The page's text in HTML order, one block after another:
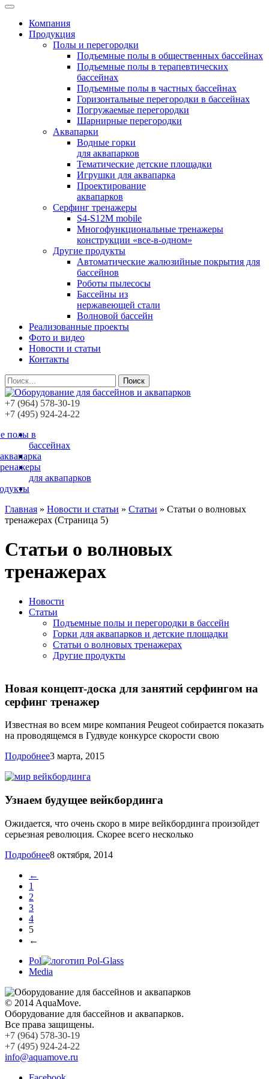
Компания
Продукция
Полы и перегородки
Подъемные полы в общественных бассейнах
Подъемные полы в терапевтических
бассейнах
Подъемные полы в частных бассейнах
Горизонтальные перегородки в бассейнах
Погружаемые перегородки
Шарнирные перегородки
Аквапарки
Водные горки
для аквапарков
Тематические детские площадки
Игрушки для аквапарка
Проектирование
аквапарков
Серфинг тренажеры
S4-S12M mobile
Многофункциональные тренажеры
конструкции «все-в-одном»
Другие продукты
Автоматические жалюзийные покрытия для
бассейнов
Роботы пылесосы
Бассейны из
нержавеющей стали
Волновой бассейн
Реализованные проекты
Фото и видео
Новости и статьи
Контакты
Поиск
+7 (964) 578-30-19
+7 (495) 924-24-22
полы в
бассейнах
для аквапарков
Главная » Новости и статьи » Статьи » Статьи о волновых
тренажерах (Страница 5)
Статьи о волновых
тренажерах
Новости
Статьи
Подъемные полы и перегородки в бассейн
Горки для аквапарков и детские площадки
Статьи о волновых тренажерах
Другие продукты
Новая концепт-доска для занятий серфингом на
серфинг тренажер
Известная во всем мире компания Peugeot собирается показать
на проводящемся в Гудвуде конкурсе скорости свою
Подробнее3 марта, 2015
Узнаем будущее вейкбординга
Ожидается, что очень скоро в мире вейкбординга произойдет
серьезная революция. Скорее всего несколько
Подробнее8 октября, 2014
←
1
2
3
4
5
←
Pol
Media
© 2014 AquaMove.
Оборудование для бассейнов и аквапарков.
Все права защищены.
+7 (964) 578-30-19
+7 (495) 924-24-22
info@aquamove.ru